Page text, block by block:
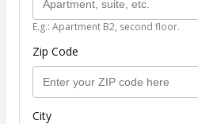
E.g.: Apartment B2, second floor.
Zip Code
City